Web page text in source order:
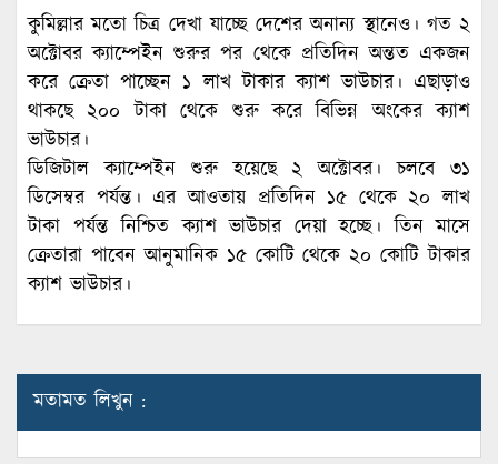
কুমিল্লার মতো চিত্র দেখা যাচ্ছে দেশের অনান্য স্থানেও। গত ২
অক্টোবর ক্যাম্পেইন শুরুর পর থেকে প্রতিদিন অন্তত একজন
করে ক্রেতা পাচ্ছেন ১ লাখ টাকার ক্যাশ ভাউচার। এছাড়াও
থাকছে ২০০ টাকা থেকে শুরু করে বিভিন্ন অংকের ক্যাশ
ভাউচার।
ডিজিটাল ক্যাম্পেইন শুরু হয়েছে ২ অক্টোবর। চলবে ৩১
ডিসেম্বর পর্যন্ত। এর আওতায় প্রতিদিন ১৫ থেকে ২০ লাখ
টাকা পর্যন্ত নিশ্চিত ক্যাশ ভাউচার দেয়া হচ্ছে। তিন মাসে
ক্রেতারা পাবেন আনুমানিক ১৫ কোটি থেকে ২০ কোটি টাকার
ক্যাশ ভাউচার।
মতামত লিখুন :